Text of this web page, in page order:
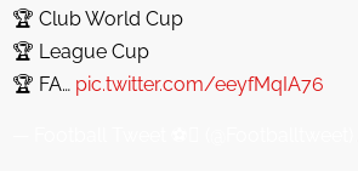
🏆 Club World Cup
🏆 League Cup
🏆 FA… pic.twitter.com/eeyfMqIA76